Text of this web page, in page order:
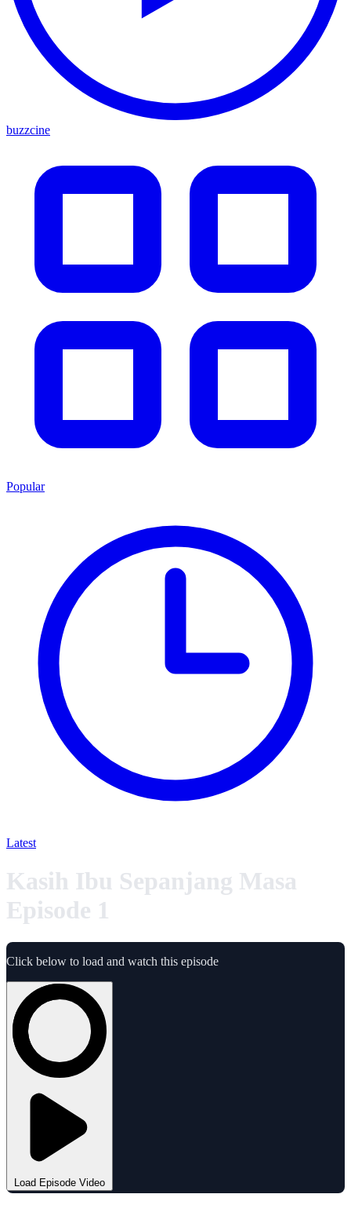
buzzcine
Popular
Latest
Kasih Ibu Sepanjang Masa
Episode 1
Click below to load and watch this episode
Load Episode Video